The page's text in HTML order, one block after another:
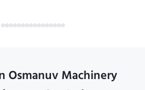
Osmanuv Machinery